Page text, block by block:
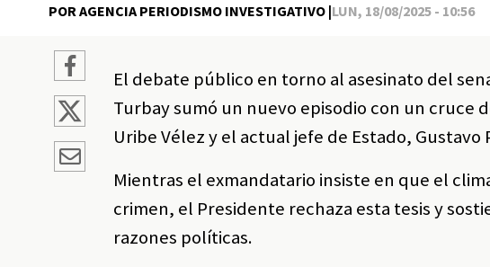
POR AGENCIA PERIODISMO INVESTIGATIVO |LUN, 18/08/2025 - 10:56
El debate público en torno al asesinato del
Turbay sumó un nuevo episodio con un cruce
Uribe Vélez y el actual jefe de Estado, Gustavo
Mientras el exmandatario insiste en que el
crimen, el Presidente rechaza esta tesis y
razones políticas.